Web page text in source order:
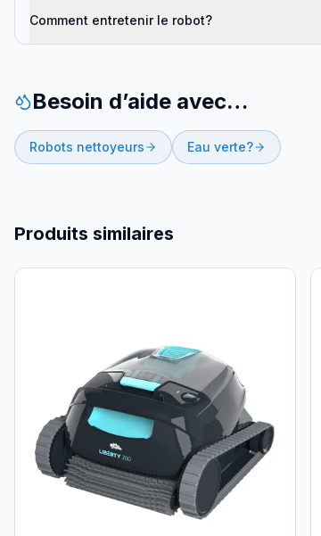
Comment entretenir le robot?
Besoin d’aide avec…
Robots nettoyeurs Eau verte?
Produits similaires